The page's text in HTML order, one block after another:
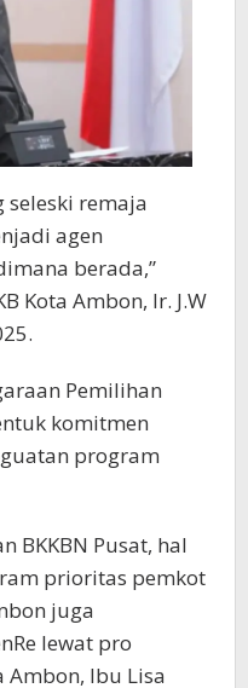
seleski remaja
agen
berada,”
Kota Ambon, Ir. J.W
Pemilihan
komitmen
program
BKKBN Pusat, hal
prioritas pemkot
juga
lewat pro
Ambon, Ibu Lisa